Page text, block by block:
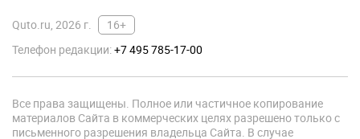
Quto.ru, 2026 г.
16+
Телефон редакции:+7 495 785-17-00
Все права защищены. Полное или частичное копирование
материалов Сайта в коммерческих целях разрешено только с
письменного разрешения владельца Сайта. В случае